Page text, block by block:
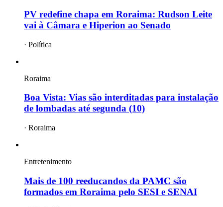
PV redefine chapa em Roraima: Rudson Leite
vai à Câmara e Hiperion ao Senado
· Política
Roraima
Boa Vista: Vias são interditadas para instalação
de lombadas até segunda (10)
· Roraima
Entretenimento
Mais de 100 reeducandos da PAMC são
formados em Roraima pelo SESI e SENAI